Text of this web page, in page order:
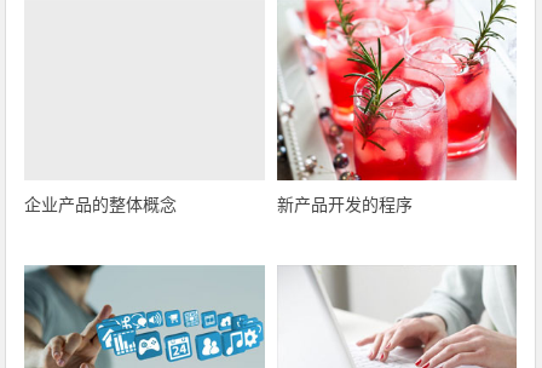
企业产品的整体概念 新产品开发的程序